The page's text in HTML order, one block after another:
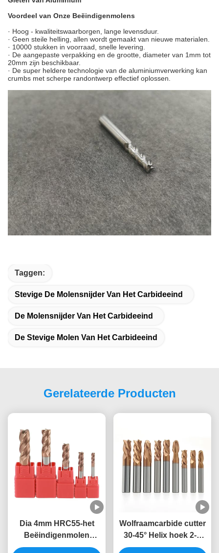
Voordeel van Onze Beëindigenmolens
· Hoog - kwaliteitswaarborgen, lange levensduur.
· Geen steile helling, allen wordt gemaakt van nieuwe materialen.
· 10000 stukken in voorraad, snelle levering.
· De aangepaste verpakking en de grootte, diameter van 1mm tot
20mm zijn beschikbaar.
· De super heldere technologie van de aluminiumverwerking kan
crumbs met scherpe randontwerp effectief oplossen.
Taggen:
Stevige De Molensnijder Van Het Carbideeind
De Molensnijder Van Het Carbideeind
De Stevige Molen Van Het Carbideeind
Gerelateerde Producten
Dia 4mm HRC55-het
Beëindigenmolen
Vierkante DLC van het
Wolfraamcarbide cutter
30-45° Helix hoek 2-4
fluit 200-3000m/min Snij